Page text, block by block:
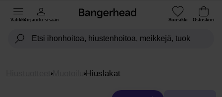
ValikkoKirjaudu sisään Suosikki Ostoskori
Muotoilu Hiuslakat